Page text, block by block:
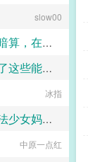
安迪斯是是
slow00
当世第一清冷俏丽女武者遭到暗算，在洗脑调教后沦为淫乱媚黑母狗，为了大鸡巴将丈夫和儿女全部出卖
凝夜紫
常识修改？存在无视？在拥有了这些能力以后，自然是要好好玩弄崩铁和绝区零的漂亮女角色
绝情小猫咪
冰指
双胞胎萝莉魔法少女与熟女魔法少女妈妈的母女井
少水多文酱
中原一点红